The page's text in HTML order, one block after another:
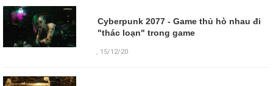
Cyberpunk 2077 - Game thủ hò nhau đi
"thác loạn" trong game
, 15/12/20